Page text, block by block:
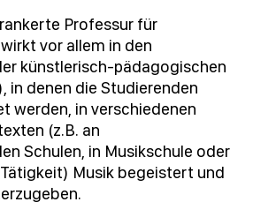
Professur für
vor allem in den
künstlerisch-pädagogischen
in denen die Studierenden
werden, in verschiedenen
(z.B. an
Schulen, in Musikschule oder
Musik begeistert und